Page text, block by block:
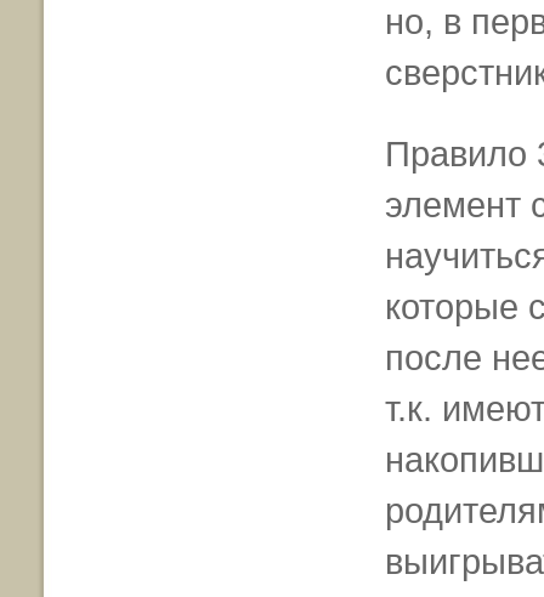
но, в
Правило
элемент
которые
после
т.к.